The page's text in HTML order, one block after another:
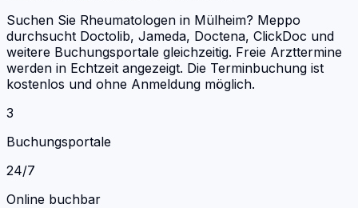
Suchen Sie Rheumatologen in Mülheim? Meppo
durchsucht Doctolib, Jameda, Doctena, ClickDoc und
weitere Buchungsportale gleichzeitig. Freie Arzttermine
werden in Echtzeit angezeigt. Die Terminbuchung ist
kostenlos und ohne Anmeldung möglich.
3
Buchungsportale
24/7
Online buchbar